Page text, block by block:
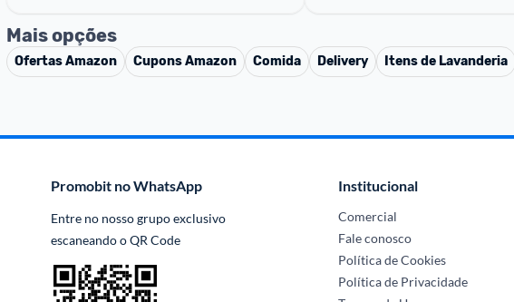
Mais opções
OfertasAmazon CuponsAmazon Comida Delivery Itens de Lavanderia
Promobit no WhatsApp
Entre no nosso grupo exclusivo
escaneando o QR Code
Institucional
Comercial
Fale conosco
Política de Cookies
Política de Privacidade